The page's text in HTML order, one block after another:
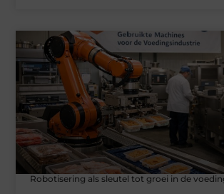
Robotisering als sleutel tot groei in de